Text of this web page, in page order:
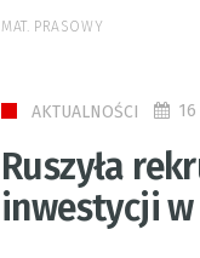
MAT. PRASOWY
AKTUALNOŚCI
Ruszyła
inwestycji